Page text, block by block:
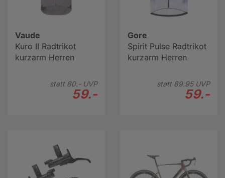
Vaude
Kuro II Radtrikot
kurzarm Herren
statt 80.-UVP
59.-
Gore
Spirit Pulse Radtrikot
kurzarm Herren
statt 89.95UVP
59.-